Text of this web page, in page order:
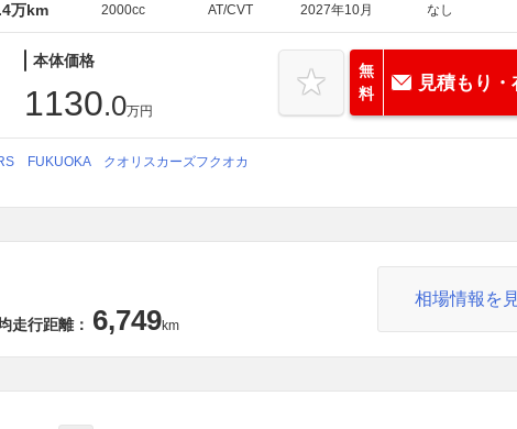
万km 2000cc AT/CVT 2027年10月 なし
本体価格
1130.0万円
無
料
見積もり
FUKUOKA クオリスカーズフクオカ
走行距離： 6,749km
相場情報を